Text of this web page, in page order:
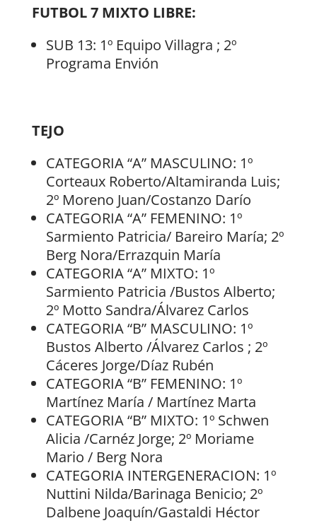
FUTBOL 7 MIXTO LIBRE:
SUB 13: 1º Equipo Villagra ; 2º
Programa Envión
TEJO
CATEGORIA “A” MASCULINO: 1º
Corteaux Roberto/Altamiranda Luis;
2º Moreno Juan/Costanzo Darío
CATEGORIA “A” FEMENINO: 1º
Sarmiento Patricia/ Bareiro María; 2º
Berg Nora/Errazquin María
CATEGORIA “A” MIXTO: 1º
Sarmiento Patricia /Bustos Alberto;
2º Motto Sandra/Álvarez Carlos
CATEGORIA “B” MASCULINO: 1º
Bustos Alberto /Álvarez Carlos ; 2º
Cáceres Jorge/Díaz Rubén
CATEGORIA “B” FEMENINO: 1º
Martínez María / Martínez Marta
CATEGORIA “B” MIXTO: 1º Schwen
Alicia /Carnéz Jorge; 2º Moriame
Mario / Berg Nora
CATEGORIA INTERGENERACION: 1º
Nuttini Nilda/Barinaga Benicio; 2º
Dalbene Joaquín/Gastaldi Héctor